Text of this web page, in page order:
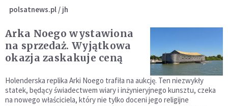
polsatnews.pl / jh
Arka Noego wystawiona
na sprzedaż. Wyjątkowa
okazja zaskakuje ceną
Holenderska replika Arki Noego trafiła na aukcję. Ten niezwykły
statek, będący świadectwem wiary i inżynieryjnego kunsztu, czeka
na nowego właściciela, który nie tylko doceni jego religijne